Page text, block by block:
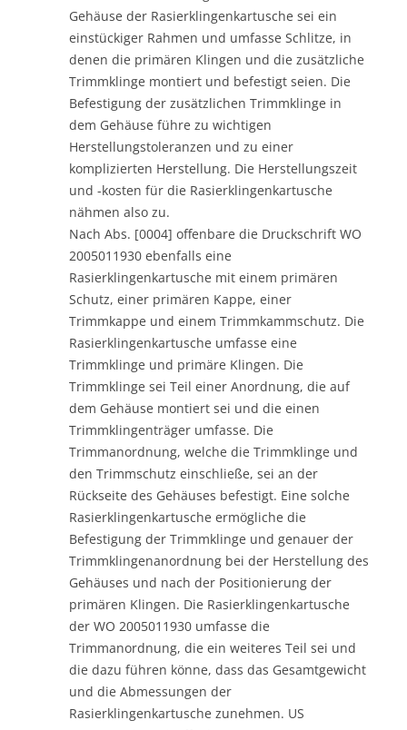
Gehäuse der Rasierklingenkartusche sei ein
einstückiger Rahmen und umfasse Schlitze, in
denen die primären Klingen und die zusätzliche
Trimmklinge montiert und befestigt seien. Die
Befestigung der zusätzlichen Trimmklinge in
dem Gehäuse führe zu wichtigen
Herstellungstoleranzen und zu einer
komplizierten Herstellung. Die Herstellungszeit
und -kosten für die Rasierklingenkartusche
nähmen also zu.
Nach Abs. [0004] offenbare die Druckschrift WO
2005011930 ebenfalls eine
Rasierklingenkartusche mit einem primären
Schutz, einer primären Kappe, einer
Trimmkappe und einem Trimmkammschutz. Die
Rasierklingenkartusche umfasse eine
Trimmklinge und primäre Klingen. Die
Trimmklinge sei Teil einer Anordnung, die auf
dem Gehäuse montiert sei und die einen
Trimmklingenträger umfasse. Die
Trimmanordnung, welche die Trimmklinge und
den Trimmschutz einschließe, sei an der
Rückseite des Gehäuses befestigt. Eine solche
Rasierklingenkartusche ermögliche die
Befestigung der Trimmklinge und genauer der
Trimmklingenanordnung bei der Herstellung des
Gehäuses und nach der Positionierung der
primären Klingen. Die Rasierklingenkartusche
der WO 2005011930 umfasse die
Trimmanordnung, die ein weiteres Teil sei und
die dazu führen könne, dass das Gesamtgewicht
und die Abmessungen der
Rasierklingenkartusche zunehmen. US